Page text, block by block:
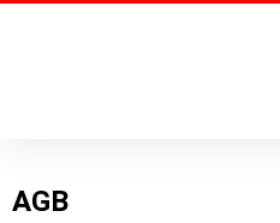
AGB